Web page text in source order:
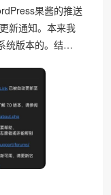
果酱的推送
新通知。本来我
统版本的。结…